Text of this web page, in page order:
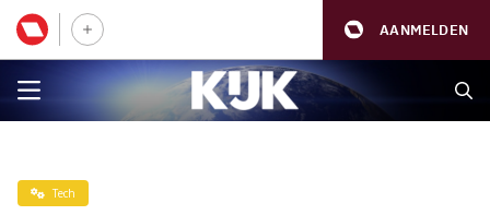
AANMELDEN
Tech